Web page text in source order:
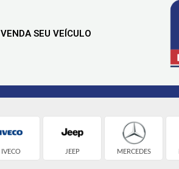
VENDA SEU VEÍCULO
IVECO JEEP MERCEDES